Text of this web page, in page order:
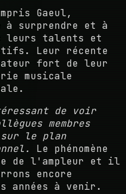
Gaeul,
à surprendre et à
leurs talents et
Leur récente
fort de leur
musicale
de voir
membres
le plan
Le phénomène
de l'ampleur et il
encore
années à venir.